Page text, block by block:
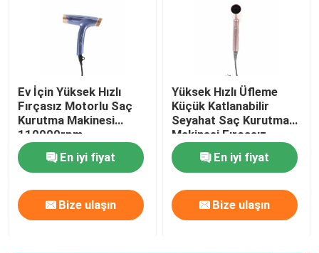
Ev İçin Yüksek Hızlı
Fırçasız Motorlu Saç
Kurutma Makinesi
110000rpm
Özelleştirilmiş
En iyi fiyat
Bize ulaşın
Yüksek Hızlı Üfleme
Küçük Katlanabilir
Seyahat Saç Kurutma
Makinesi Fırçasız
Motor Tipi
En iyi fiyat
Bize ulaşın